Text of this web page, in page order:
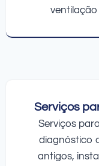
Serviços
Serviços
diagnóstico
antigos,